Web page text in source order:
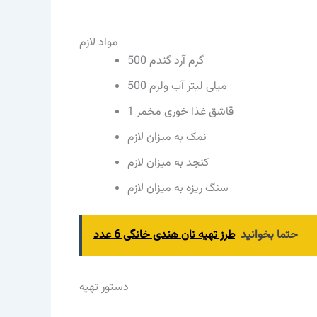
مواد لازم
500 گرم آرد گندم
500 میلی لیتر آب ولرم
1 قاشق غذا خوری مخمر
نمک به میزان لازم
کنجد به میزان لازم
سنگ ریزه به میزان لازم
حتما بخوانید طرز تهیه نان هندی خانگی 6 عدد
دستور تهیه